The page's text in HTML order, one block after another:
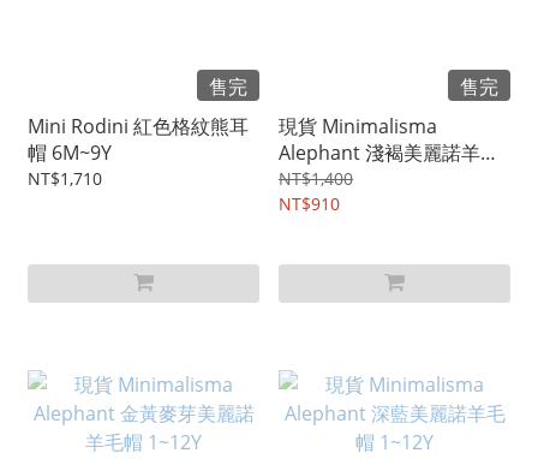
售完
Mini Rodini 紅色格紋熊耳
帽 6M~9Y
NT$1,710
售完
現貨 Minimalisma
Alephant 淺褐美麗諾羊毛
帽 1~12Y
NT$1,400
NT$910